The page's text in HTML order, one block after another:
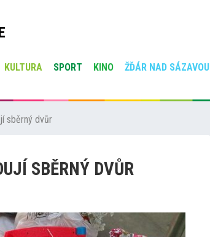
KULTURA SPORT KINO ŽĎÁR NAD SÁZAVOU
sběrný dvůr
SBĚRNÝ DVŮR